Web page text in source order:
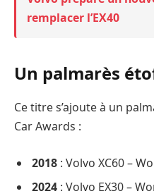
remplacer l’EX40
Un palmarès
Ce titre s’ajoute à un
Car Awards :
2018 : Volvo XC60 –
2024 : Volvo EX30 –